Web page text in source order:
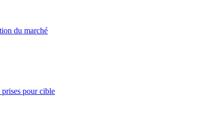
du marché
prises pour cible